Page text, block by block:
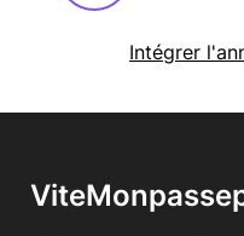
Intégrer